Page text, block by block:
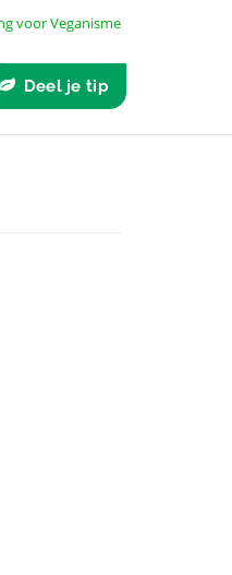
voor Veganisme
Deel je tip